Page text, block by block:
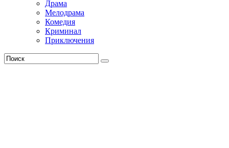
Драма
Мелодрама
Комедия
Криминал
Приключения